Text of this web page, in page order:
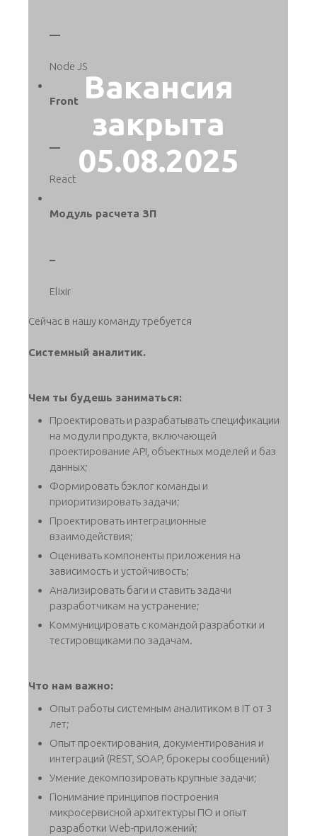
Вакансия
закрыта
05.08.2025
—
Node JS
Front
—
React
Модуль расчета ЗП
–
Elixir
Сейчас в нашу команду требуется
Системный аналитик.
Чем ты будешь заниматься:
Проектировать и разрабатывать спецификации
на модули продукта, включающей
проектирование API, объектных моделей и баз
данных;
Формировать бэклог команды и
приоритизировать задачи;
Проектировать интеграционные
взаимодействия;
Оценивать компоненты приложения на
зависимость и устойчивость;
Анализировать баги и ставить задачи
разработчикам на устранение;
Коммуницировать с командой разработки и
тестировщиками по задачам.
Что нам важно:
Опыт работы системным аналитиком в IT от 3
лет;
Опыт проектирования, документирования и
интеграций (REST, SOAP, брокеры сообщений)
Умение декомпозировать крупные задачи;
Понимание принципов построения
микросервисной архитектуры ПО и опыт
разработки Web-приложений;